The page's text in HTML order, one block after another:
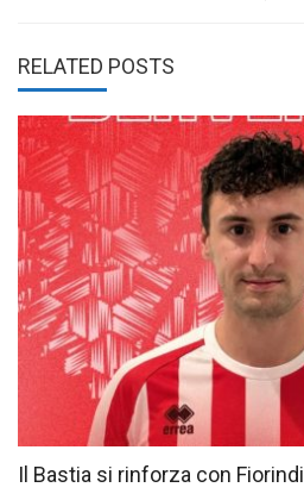
RELATED POSTS
Il Bastia si rinforza con Fiorindi